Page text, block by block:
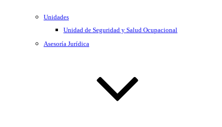
Unidades
Unidad de Seguridad y Salud Ocupacional
Asesoría Jurídica